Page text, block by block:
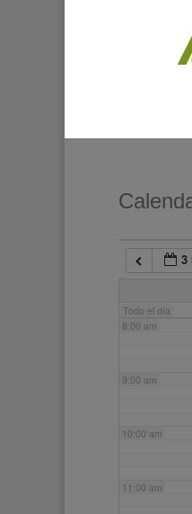
3
Todo el día
7:00 am
8:00 am
9:00 am
10:00 am
11:00 am